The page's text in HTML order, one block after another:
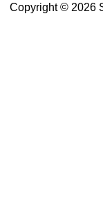
Copyright © 2026